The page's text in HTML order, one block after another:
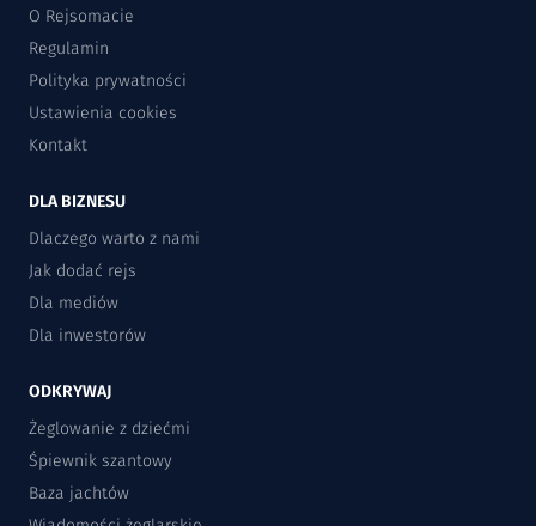
O Rejsomacie
Regulamin
Polityka prywatności
Ustawienia cookies
Kontakt
DLA BIZNESU
Dlaczego warto z nami
Jak dodać rejs
Dla mediów
Dla inwestorów
ODKRYWAJ
Żeglowanie z dziećmi
Śpiewnik szantowy
Baza jachtów